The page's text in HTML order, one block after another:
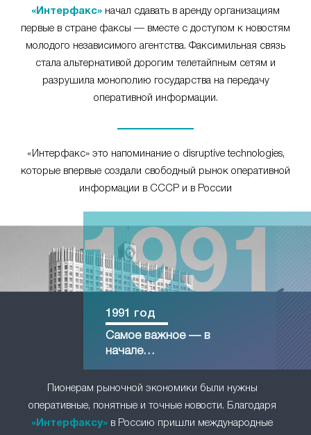
«Интерфакс» начал сдавать в аренду организациям
первые в стране факсы — вместе с доступом к новостям
молодого независимого агентства. Факсимильная связь
стала альтернативой дорогим телетайпным сетям и
разрушила монополию государства на передачу
оперативной информации.
«Интерфакс» это напоминание о disruptive technologies,
которые впервые создали свободный рынок оперативной
информации в СССР и в России
Пионерам рыночной экономики были нужны
оперативные, понятные и точные новости. Благодаря
«Интерфаксу» в Россию пришли международные
1991 год
Самое важное — в
начале…